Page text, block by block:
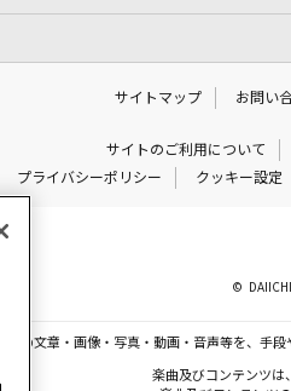
サイトマップ お問い
サイトのご利用について
プライバシーポリシー クッキー設定
©
切の文章・画像・写真・動画・音声等を、手
楽曲及びコンテンツは